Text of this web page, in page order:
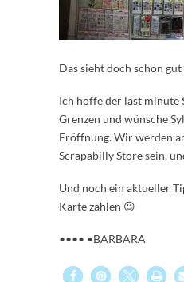
Das sieht doch schon gut
Ich hoffe der last minute
Grenzen und wünsche
Eröffnung. Wir werden
Scrapabilly Store sein,
Und noch ein aktueller
Karte zahlen 😉
•••• •BARBARA